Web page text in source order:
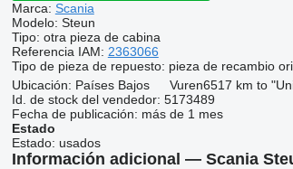
Marca: Scania
Modelo: Steun
Tipo: otra pieza de cabina
Referencia IAM: 2363066
Tipo de pieza de repuesto: pieza de recambio
Ubicación: Países Bajos Vuren6517 km to
Id. de stock del vendedor: 5173489
Fecha de publicación: más de 1 mes
Estado
Estado: usados
Información adicional — Scania